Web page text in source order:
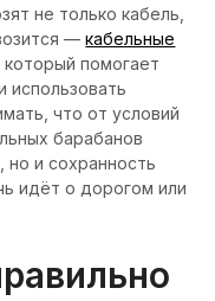
не только кабель,
—кабельные
помогает
что от условий
барабанов
но и сохранность
идёт о дорогом или